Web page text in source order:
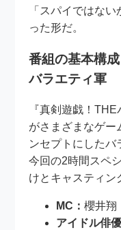
「スパイではな
った形だ。
番組の基本構
バラエティ軍
『真剣遊戯！
がさまざまなゲー
ンセプトにしたバ
今回の2時間スペ
けとキャスティン
MC：櫻井翔
アイドル俳